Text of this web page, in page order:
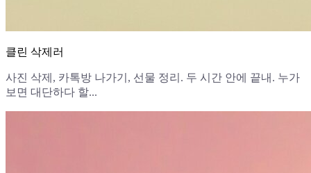
클린 삭제러
사진 삭제, 카톡방 나가기, 선물 정리. 두 시간 안에 끝내. 누가
보면 대단하다 할...